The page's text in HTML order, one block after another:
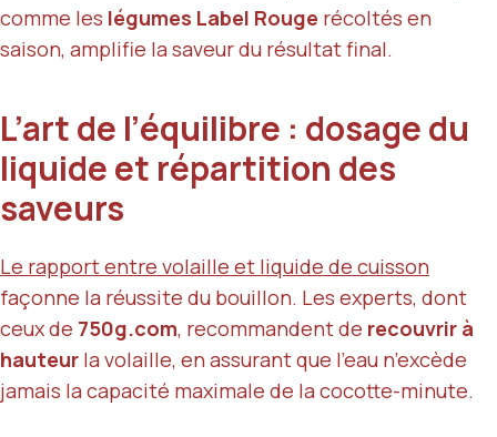
comme les légumes Label Rouge récoltés en
saison, amplifie la saveur du résultat final.
L’art de l’équilibre : dosage du
liquide et répartition des
saveurs
Le rapport entre volaille et liquide de cuisson
façonne la réussite du bouillon. Les experts, dont
ceux de 750g.com, recommandent de recouvrir à
hauteur la volaille, en assurant que l’eau n’excède
jamais la capacité maximale de la cocotte-minute.